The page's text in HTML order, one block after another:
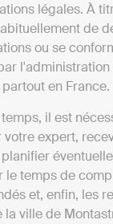
légales. À
de
ou se
en France.
il est
expert,
le temps de
et, enfin, les
la ville de